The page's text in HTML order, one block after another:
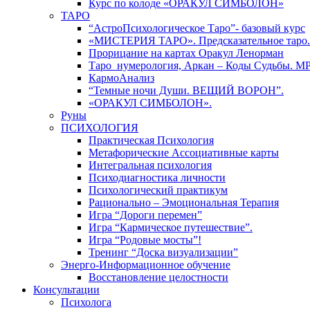
Курс по колоде «ОРАКУЛ СИМБОЛОН»
ТАРО
“АстроПсихологическое Таро”- базовый курс
«МИСТЕРИЯ ТАРО». Предсказательное таро.
Прорицание на картах Оракул Ленорман
Таро_нумерология, Аркан – Коды Судьбы.
КармоАнализ
“Темные ночи Души. ВЕЩИЙ ВОРОН”.
«ОРАКУЛ СИМБОЛОН».
Руны
ПСИХОЛОГИЯ
Практическая Психология
Метафорические Ассоциативные карты
Интегральная психология
Психодиагностика личности
Психологический практикум
Рационально – Эмоциональная Терапия
Игра “Дороги перемен”
Игра “Кармическое путешествие”.
Игра “Родовые мосты”!
Тренинг “Доска визуализации”
Энерго-Информационное обучение
Восстановление целостности
Консультации
Психолога